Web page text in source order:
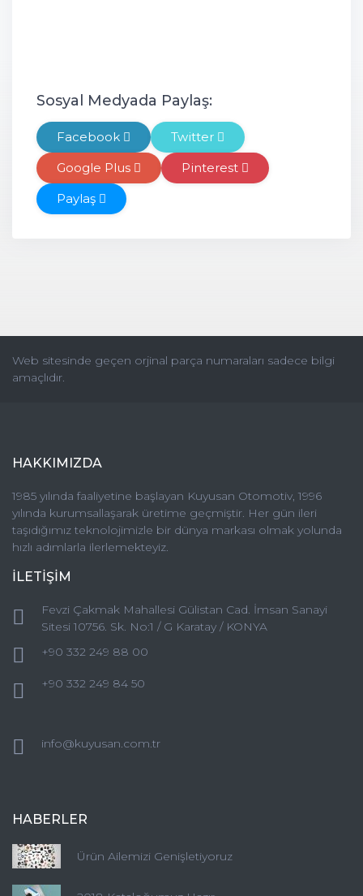
Sosyal Medyada Paylaş:
Facebook
Twitter
Google Plus
Pinterest
Paylaş
Web sitesinde geçen orjinal parça numaraları sadece bilgi
amaçlıdır.
HAKKIMIZDA
1985 yılında faaliyetine başlayan Kuyusan Otomotiv, 1996
yılında kurumsallaşarak üretime geçmiştir. Her gün ileri
taşıdığımız teknolojimizle bir dünya markası olmak yolunda
hızlı adımlarla ilerlemekteyiz.
İLETİŞİM
Fevzi Çakmak Mahallesi Gülistan Cad. İmsan Sanayi
Sitesi 10756. Sk. No:1 / G Karatay / KONYA
+90 332 249 88 00
+90 332 249 84 50
info@kuyusan.com.tr
HABERLER
Ürün Ailemizi Genişletiyoruz